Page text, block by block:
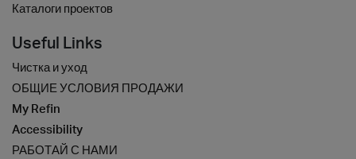
Каталоги проектов
Useful Links
Чистка и уход
ОБЩИЕ УСЛОВИЯ ПРОДАЖИ
My Refin
Accessibility
РАБОТАЙ С НАМИ